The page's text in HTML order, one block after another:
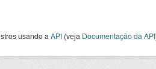
usando a API(veja Documentação da API